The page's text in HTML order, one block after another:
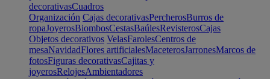
decorativasCuadros
Organización Cajas decorativasPercherosBurros de
ropaJoyerosBiombosCestasBaúlesRevisterosCajas
Objetos decorativos VelasFarolesCentros de
mesaNavidadFlores artificialesMaceterosJarronesMarcos de
fotosFiguras decorativasCajitas y
joyerosRelojesAmbientadores